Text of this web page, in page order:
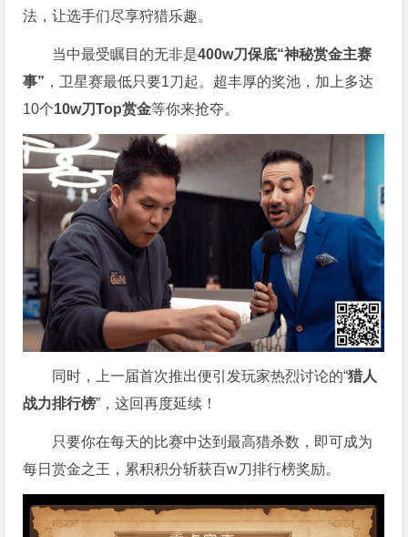
法，让选手们尽享狩猎乐趣。
当中最受瞩目的无非是400w刀保底“神秘赏金主赛
事” ，卫星赛最低只要1刀起。超丰厚的奖池，加上多达
10个10w刀Top赏金等你来抢夺。
同时，上一届首次推出便引发玩家热烈讨论的“猎人
战力排行榜”，这回再度延续！
只要你在每天的比赛中达到最高猎杀数，即可成为
每日赏金之王，累积积分斩获百w刀排行榜奖励。